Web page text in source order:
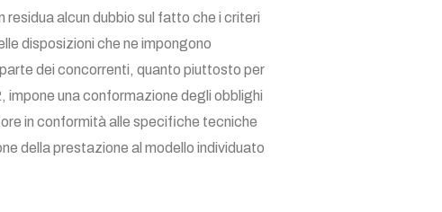
alcun dubbio sul fatto che i criteri
disposizioni che ne impongono
dei concorrenti, quanto piuttosto per
impone una conformazione degli obblighi
in conformità alle specifiche tecniche
della prestazione al modello individuato